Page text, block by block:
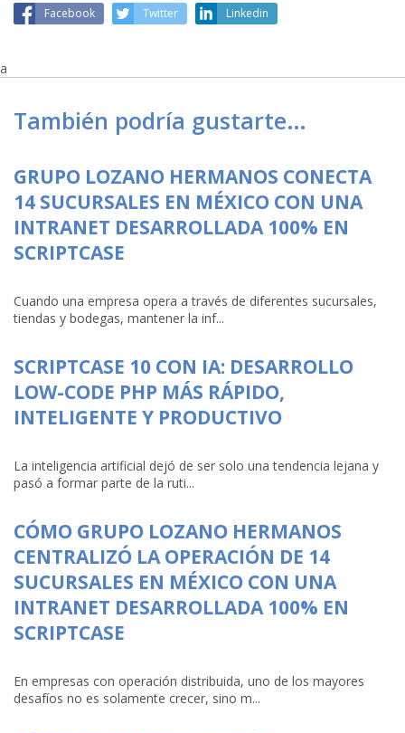
Facebook Twitter Linkedin
a
También podría gustarte…
GRUPO LOZANO HERMANOS CONECTA
14 SUCURSALES EN MÉXICO CON UNA
INTRANET DESARROLLADA 100% EN
SCRIPTCASE
Cuando una empresa opera a través de diferentes sucursales,
tiendas y bodegas, mantener la inf...
SCRIPTCASE 10 CON IA: DESARROLLO
LOW-CODE PHP MÁS RÁPIDO,
INTELIGENTE Y PRODUCTIVO
La inteligencia artificial dejó de ser solo una tendencia lejana y
pasó a formar parte de la ruti...
CÓMO GRUPO LOZANO HERMANOS
CENTRALIZÓ LA OPERACIÓN DE 14
SUCURSALES EN MÉXICO CON UNA
INTRANET DESARROLLADA 100% EN
SCRIPTCASE
En empresas con operación distribuida, uno de los mayores
desafíos no es solamente crecer, sino m...